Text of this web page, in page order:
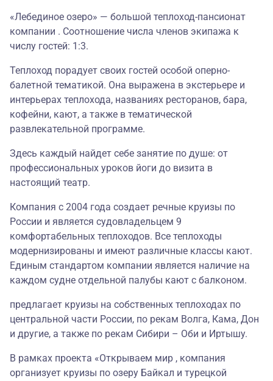
«Лебединое озеро» — большой теплоход-пансионат
компании . Соотношение числа членов экипажа к
числу гостей: 1:3.
Теплоход порадует своих гостей особой оперно-
балетной тематикой. Она выражена в экстерьере и
интерьерах теплохода, названиях ресторанов, бара,
кофейни, кают, а также в тематической
развлекательной программе.
Здесь каждый найдет себе занятие по душе: от
профессиональных уроков йоги до визита в
настоящий театр.
Компания с 2004 года создает речные круизы по
России и является судовладельцем 9
комфортабельных теплоходов. Все теплоходы
модернизированы и имеют различные классы кают.
Единым стандартом компании является наличие на
каждом судне отдельной палубы кают с балконом.
предлагает круизы на собственных теплоходах по
центральной части России, по рекам Волга, Кама, Дон
и другие, а также по рекам Сибири – Оби и Иртышу.
В рамках проекта «Открываем мир , компания
организует круизы по озеру Байкал и турецкой